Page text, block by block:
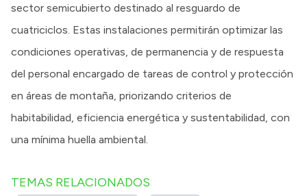
sector semicubierto destinado al resguardo de
cuatriciclos. Estas instalaciones permitirán optimizar las
condiciones operativas, de permanencia y de respuesta
del personal encargado de tareas de control y protección
en áreas de montaña, priorizando criterios de
habitabilidad, eficiencia energética y sustentabilidad, con
una mínima huella ambiental.
TEMAS RELACIONADOS